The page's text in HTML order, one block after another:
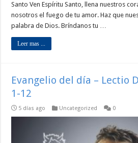
Santo Ven Espíritu Santo, llena nuestros
nosotros el fuego de tu amor. Haz que
palabra de Dios. Bríndanos tu …
Leer mas ...
Evangelio del día – Lectio
1-12
5 días ago Uncategorized 0